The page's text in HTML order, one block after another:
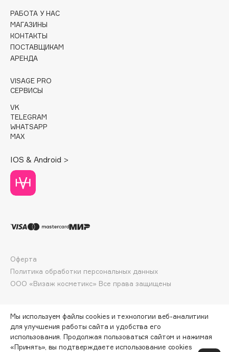
D
d'Alba
DARLING*
Davines
Deonica
Dior
Divage
Dolce & Gabbana
DP Daily Perfection
Dr.Althea
Dr.Ceuracle
Dr.Jart+
Dyson
ПО ЗОЛОТОЙ КАРТЕ:689 ₽
РАБОТА У НАС
МАГАЗИНЫ
КОНТАКТЫ
ПОСТАВЩИКАМ
АРЕНДА
VISAGE PRO
СЕРВИСЫ
VK
TELEGRAM
WHATSAPP
MAX
IOS & Android >
ООО «Визаж косметикс» Все права защищены
Оферта
Политика обработки персональных данных
Мы используем файлы cookies и технологии веб-аналитики
для улучшения работы сайта и удобства его
использования. Продолжая пользоваться сайтом и нажимая
«Принять», вы подтверждаете использование cookies